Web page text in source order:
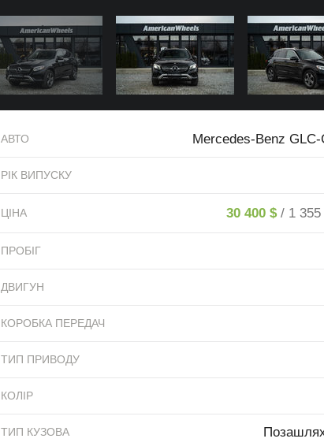
АВТО Mercedes-Benz
РІК ВИПУСКУ
ЦІНА 30 400 $ / 1 355
ПРОБІГ
ДВИГУН
КОРОБКА ПЕРЕДАЧ
ТИП ПРИВОДУ
КОЛІР
ТИП КУЗОВА